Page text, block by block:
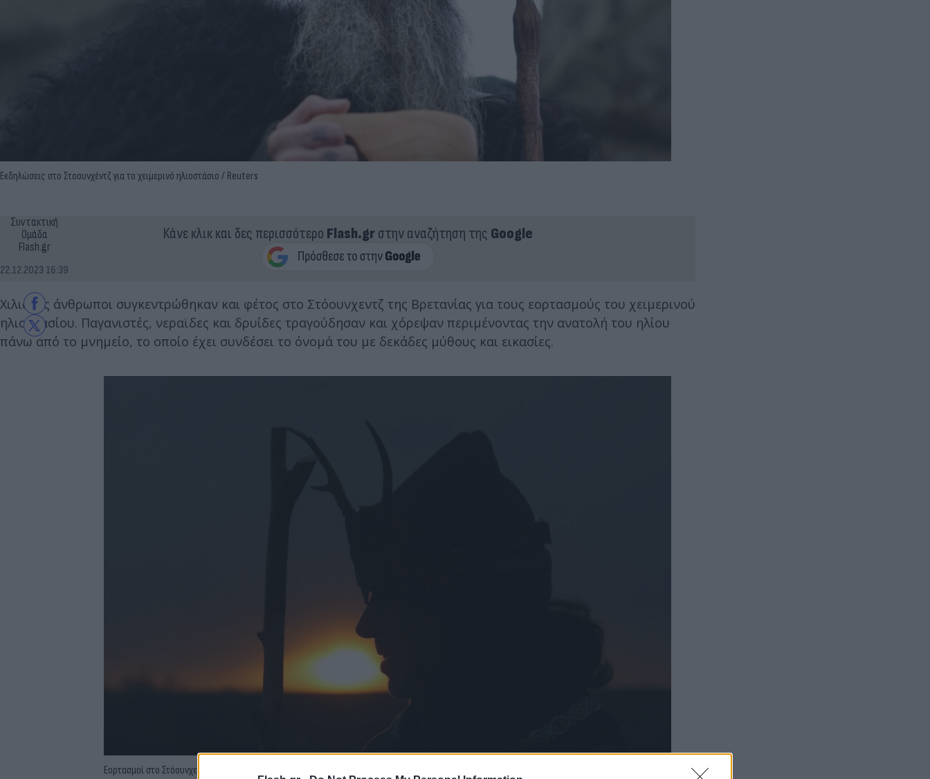
Εκδηλώσεις στο Στοουνχέντζ για το χειμερινό ηλιοστάσιο / Reuters
Συντακτική
Ομάδα
Flash.gr
22.12.2023 16:39
Κάνε κλικ και δες περισσότερο Flash.grστην αναζήτηση της Google
Χιλιάδες άνθρωποι συγκεντρώθηκαν και φέτος στο Στόουνχεντζ της Βρετανίας για τους εορτασμούς του χειμερινού
ηλιοστασίου. Παγανιστές, νεραϊδες και δρυίδες τραγούδησαν και χόρεψαν περιμένοντας την ανατολή του ηλίου
πάνω από το μνημείο, το οποίο έχει συνδέσει το όνομά του με δεκάδες μύθους και εικασίες.
Εορτασμοί στο Στόουνχεντζ για το χειμερινό ηλιοστάσιο / Reuters